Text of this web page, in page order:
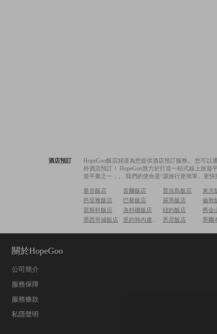
酒店預訂
HopeGoo飯店頻道為您提供酒店預訂服務。 您可
外酒店預訂！ HopeGoo致力於打造一站式線上旅
遊平臺之一，。 我們的使命是“讓旅行更簡單、更
曼谷飯店 首爾飯店 普吉島飯店
東京
芭堤雅飯店
巴黎飯店 羅馬飯店
倫敦
莫斯科飯店
洛杉磯飯店 紐約飯店
舊金
墨西哥城飯店
里約熱內盧飯店 悉尼飯店 墨爾
關於HopeGoo
公司簡介
服務保障
服務條款
私隱聲明